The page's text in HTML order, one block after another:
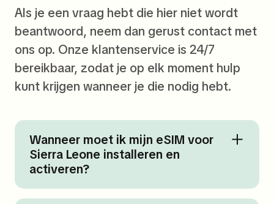
Als je een vraag hebt die hier niet wordt
beantwoord, neem dan gerust contact met
ons op. Onze klantenservice is 24/7
bereikbaar, zodat je op elk moment hulp
kunt krijgen wanneer je die nodig hebt.
Wanneer moet ik mijn eSIM voor
Sierra Leone installeren en
activeren?